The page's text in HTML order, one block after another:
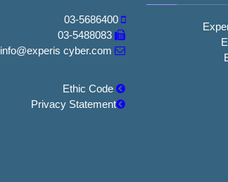
03-5686400
03-5488083
info@experis cyber.com
Privacy Statement